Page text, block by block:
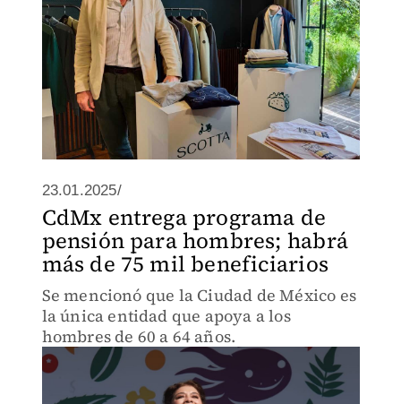
23.01.2025/
CdMx entrega programa de
pensión para hombres; habrá
más de 75 mil beneficiarios
Se mencionó que la Ciudad de México es
la única entidad que apoya a los
hombres de 60 a 64 años.